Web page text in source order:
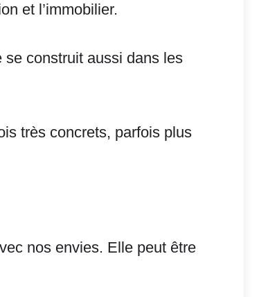
et l’immobilier.
se construit aussi dans les
très concrets, parfois plus
nos envies. Elle peut être